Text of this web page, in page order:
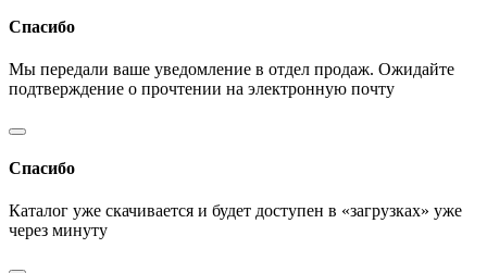
Спасибо
Мы передали ваше уведомление в отдел продаж. Ожидайте
подтверждение о прочтении на электронную почту
Спасибо
Каталог уже скачивается и будет доступен в «загрузках» уже
через минуту